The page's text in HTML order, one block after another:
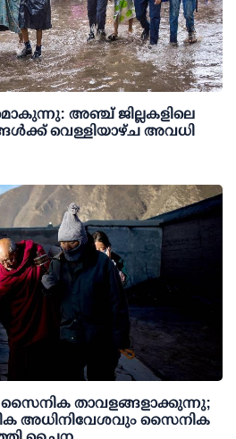
അഞ്ച് ജില്ലകളിലെ
വെള്ളിയാഴ്ച അവധി
സൈനിക താവളങ്ങളാക്കുന്നു;
അധിനിവേശവും സൈനിക